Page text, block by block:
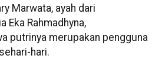
Marwata, ayah dari
Eka Rahmadhyna,
putrinya merupakan pengguna
hari.